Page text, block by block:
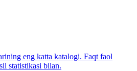
eng katta katalogi. Faqt faol
statistikasi bilan.